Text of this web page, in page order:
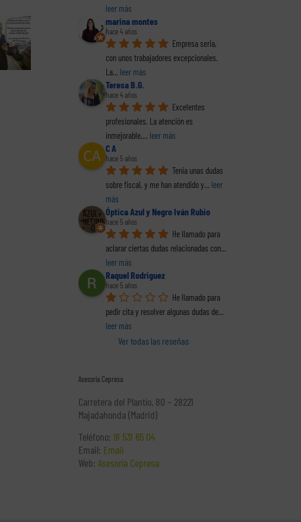
El fraude fiscal (2
de 2)
Los delitos fiscales
(1 de 2)
emprendedores
españoles. Informe
leer más
marina montes
hace 4 años
Empresa seria,
con unos trabajadores excepcionales.
La... leer más
Teresa B.G.
hace 4 años
Excelentes
profesionales. La atención es
inmejorable,... leer más
C A
hace 5 años
Tenia unas dudas
sobre fiscal, y me han atendido y... leer
más
Óptica Azul y Negro Iván Rubio
hace 5 años
He llamado para
aclarar ciertas dudas relacionadas con
leer más
Raquel Rodriguez
hace 5 años
He llamado para
pedir cita y resolver algunas dudas de
leer más
Ver todas las reseñas
Asesoría Cepresa
Carretera del Plantío, 80 – 28221
Majadahonda (Madrid)
Teléfono: 91 531 65 04
Email: Email
Web: Asesoría Cepresa